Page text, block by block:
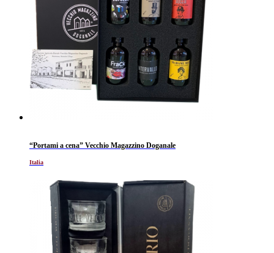
“Portami a cena” Vecchio Magazzino Doganale
Italia